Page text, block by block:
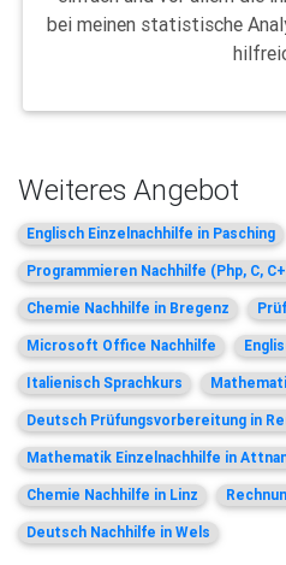
bei meinen statistische
Weiteres Angebot
Englisch Einzelnachhilfe in Pasching
Programmieren Nachhilfe (Php, C,
Chemie Nachhilfe in Bregenz
Microsoft Office Nachhilfe
Italienisch Sprachkurs
Deutsch Prüfungsvorbereitung in
Mathematik Einzelnachhilfe in
Chemie Nachhilfe in Linz
Deutsch Nachhilfe in Wels